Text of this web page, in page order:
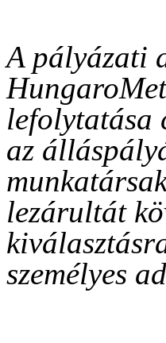
A pályázati
lefolytatása
az
lezárultát
személyes